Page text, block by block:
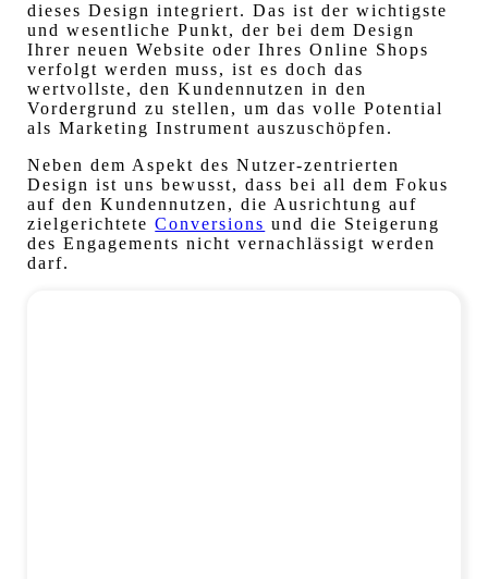
dieses Design integriert. Das ist der wichtigste
und wesentliche Punkt, der bei dem Design
Ihrer neuen Website oder Ihres Online Shops
verfolgt werden muss, ist es doch das
wertvollste, den Kundennutzen in den
Vordergrund zu stellen, um das volle Potential
als Marketing Instrument auszuschöpfen.
Neben dem Aspekt des Nutzer-zentrierten
Design ist uns bewusst, dass bei all dem Fokus
auf den Kundennutzen, die Ausrichtung auf
zielgerichteteConversions und die Steigerung
des Engagements nicht vernachlässigt werden
darf.